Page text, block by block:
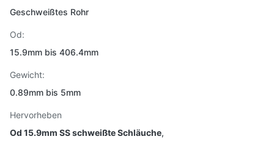
Geschweißtes Rohr
Od:
15.9mm bis 406.4mm
Gewicht:
0.89mm bis 5mm
Hervorheben
Od 15.9mm SS schweißte Schläuche,